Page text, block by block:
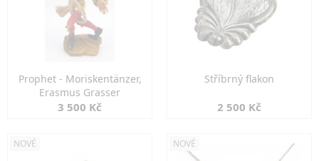
Prophet - Moriskentänzer,
Erasmus Grasser
3 500 Kč
Stříbrný flakon
2 500 Kč
NOVÉ NOVÉ